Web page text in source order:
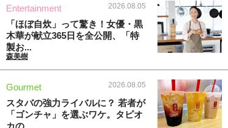
Entertainment 2026.08.05
「ほぼ自炊」って驚き！女優・黒
木華が献立365日を全公開、「特
製お...
森美樹
Gourmet 2026.08.05
スタバの強力ライバルに？ 若者が
「ゴンチャ」を選ぶワケ。タピオ
カの...